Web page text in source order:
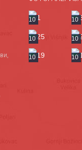
10 10
10 10
10 10